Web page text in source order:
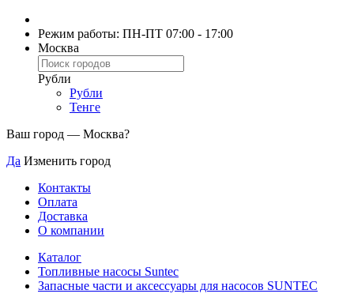
Режим работы: ПН-ПТ 07:00 - 17:00
Москва
Рубли
Рубли
Тенге
Ваш город — Москва?
Да Изменить город
Контакты
Оплата
Доставка
О компании
Каталог
Топливные насосы Suntec
Запасные части и аксессуары для насосов SUNTEC